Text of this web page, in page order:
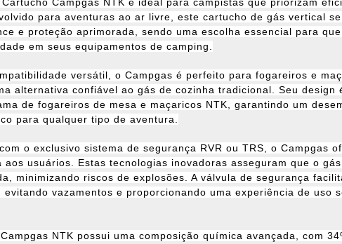
para aventuras ao ar livre, este cartucho de gás vertical
e proteção aprimorada, sendo uma escolha essencial para
em seus equipamentos de camping.
versátil, o Campgas é perfeito para fogareiros e
alternativa confiável ao gás de cozinha tradicional. Seu design
de fogareiros de mesa e maçaricos NTK, garantindo um
para qualquer tipo de aventura.
o exclusivo sistema de segurança RVR ou TRS, o Campgas
aos usuários. Estas tecnologias inovadoras asseguram que o
minimizando riscos de explosões. A válvula de segurança
evitando vazamentos e proporcionando uma experiência de uso
NTK possui uma composição química avançada, com